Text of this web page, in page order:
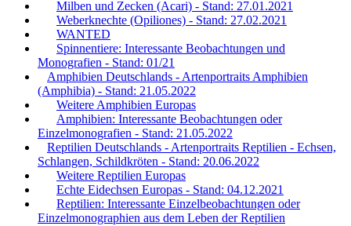
Milben und Zecken (Acari) - Stand: 27.01.2021
Weberknechte (Opiliones) - Stand: 27.02.2021
WANTED
Spinnentiere: Interessante Beobachtungen und
Monografien - Stand: 01/21
Amphibien Deutschlands - Artenportraits Amphibien
(Amphibia) - Stand: 21.05.2022
Weitere Amphibien Europas
Amphibien: Interessante Beobachtungen oder
Einzelmonografien - Stand: 21.05.2022
Reptilien Deutschlands - Artenportraits Reptilien - Echsen,
Schlangen, Schildkröten - Stand: 20.06.2022
Weitere Reptilien Europas
Echte Eidechsen Europas - Stand: 04.12.2021
Reptilien: Interessante Einzelbeobachtungen oder
Einzelmonographien aus dem Leben der Reptilien